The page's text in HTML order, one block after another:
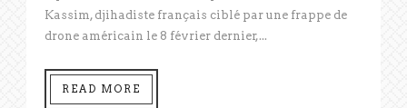
Kassim, djihadiste français ciblé par une frappe de
drone américain le 8 février dernier,...
READ MORE